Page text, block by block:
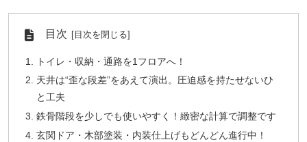
目次
トイレ・収納・通路を1フロアへ！
天井は“歪な段差”をあえて演出。圧迫感を持たせないひ
と工夫
鉄骨階段を少しでも使いやすく！緻密な計算で調整です
玄関ドア・木部塗装・内装仕上げもどんどん進行中！